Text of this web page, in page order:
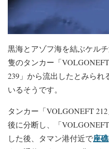
黒海とアゾフ海を結ぶケル
隻のタンカー「
239」から流出したとみられ
いるそうです。
タンカー「VOLGONEFT
後に分断し、「
した後、タマン港付近で座礁